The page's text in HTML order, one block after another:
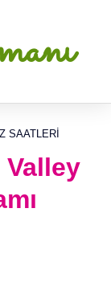
SAATLERI